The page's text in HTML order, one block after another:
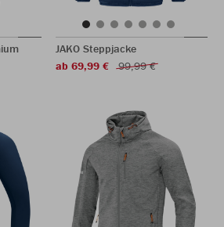
JAKO Steppjacke
ab 69,99 €
99,99 €